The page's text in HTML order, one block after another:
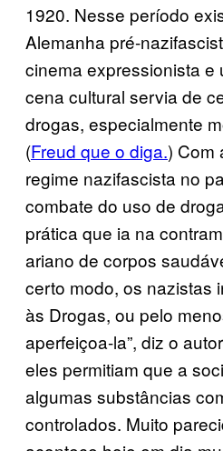
1920. Nesse período
Alemanha pré-
cinema expressionista e
cena cultural servia de
drogas, especialmente
(Freud que o diga.) Com
regime nazifascista no
combate do uso de
prática que ia na
ariano de corpos
certo modo, os nazistas
às Drogas, ou pelo
aperfeiçoa-la”, diz o
eles permitiam que a
algumas substâncias
controlados. Muito